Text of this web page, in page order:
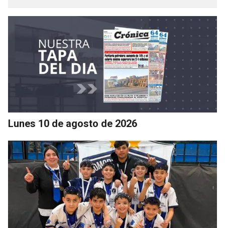
Lunes 10 de agosto de 2026